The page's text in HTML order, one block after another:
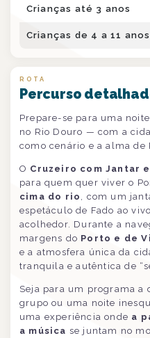
Crianças até 3 anos
Crianças de 4 a 11 anos
ROTA
Percurso
Prepare-se para uma
no Rio Douro — com a
como cenário e a alma de
O Cruzeiro com Jantar
para quem quer viver o
cima do rio
, com um
espetáculo de Fado ao
acolhedor. Durante a
margens do Porto e de
e a atmosfera única da
tranquila e autêntica de
Seja para um programa a
grupo ou uma noite
uma experiência onde a
a música se juntam no